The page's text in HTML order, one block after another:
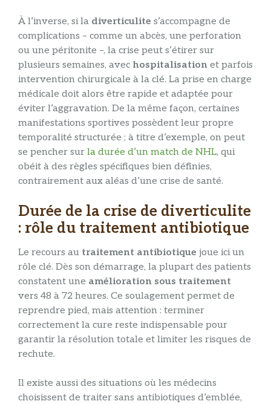
À l’inverse, si la diverticulite s’accompagne de
complications – comme un abcès, une perforation
ou une péritonite –, la crise peut s’étirer sur
plusieurs semaines, avec hospitalisation et parfois
intervention chirurgicale à la clé. La prise en charge
médicale doit alors être rapide et adaptée pour
éviter l’aggravation. De la même façon, certaines
manifestations sportives possèdent leur propre
temporalité structurée ; à titre d’exemple, on peut
se pencher sur la durée d’un match de NHL, qui
obéit à des règles spécifiques bien définies,
contrairement aux aléas d’une crise de santé.
Durée de la crise de diverticulite
: rôle du traitement antibiotique
Le recours au traitement antibiotique joue ici un
rôle clé. Dès son démarrage, la plupart des patients
constatent une amélioration sous traitement
vers 48 à 72 heures. Ce soulagement permet de
reprendre pied, mais attention : terminer
correctement la cure reste indispensable pour
garantir la résolution totale et limiter les risques de
rechute.
Il existe aussi des situations où les médecins
choisissent de traiter sans antibiotiques d’emblée,